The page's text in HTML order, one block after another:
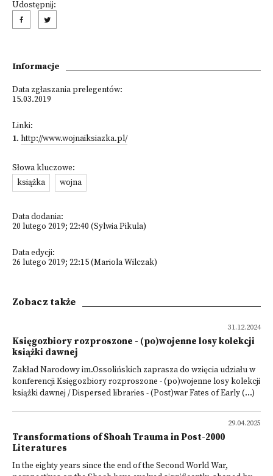
Udostępnij:
Informacje
Data zgłaszania prelegentów:
15.03.2019
Linki:
1. http://www.wojnaiksiazka.pl/
Słowa kluczowe:
książka
wojna
Data dodania:
20 lutego 2019; 22:40 (Sylwia Pikula)
Data edycji:
26 lutego 2019; 22:15 (Mariola Wilczak)
Zobacz także
31.12.2024
Księgozbiory rozproszone - (po)wojenne losy kolekcji
książki dawnej
Zakład Narodowy im.Ossolińskich zaprasza do wzięcia udziału w
konferencji Księgozbiory rozproszone - (po)wojenne losy kolekcji
książki dawnej / Dispersed libraries - (Post)war Fates of Early (...)
29.04.2025
Transformations of Shoah Trauma in Post-2000
Literatures
In the eighty years since the end of the Second World War,